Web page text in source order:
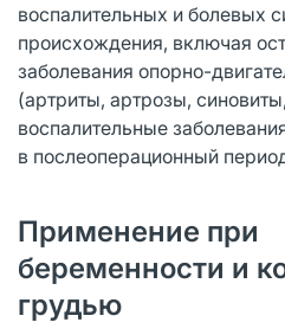
воспалительных и болевых
происхождения, включая
заболевания опорно-
(артриты, артрозы,
воспалительные
в послеоперационный
Применение при
беременности и
грудью